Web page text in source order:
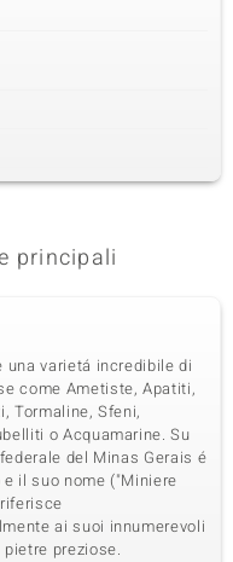
principali
una varietá incredibile di
come Ametiste, Apatiti,
Tormaline, Sfeni,
o Acquamarine. Su
del Minas Gerais é
il suo nome ("Miniere
ai suoi innumerevoli
preziose.